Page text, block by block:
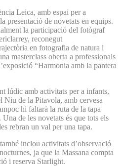
Leica, amb espai per a
presentació de novetats en equips.
la participació del fotògraf
reconegut
en fotografia de natura i
masterclass oberta a professionals
“Harmonia amb la pantera
lúdic amb activitats per a infants,
Niu de la Pitavola, amb cervesa
hi faltarà la ruta de la tapa
de les novetats és que tots els
rebran un val per una tapa.
inclou activitats d’observació
ja que la Massana compta
i reserva Starlight.